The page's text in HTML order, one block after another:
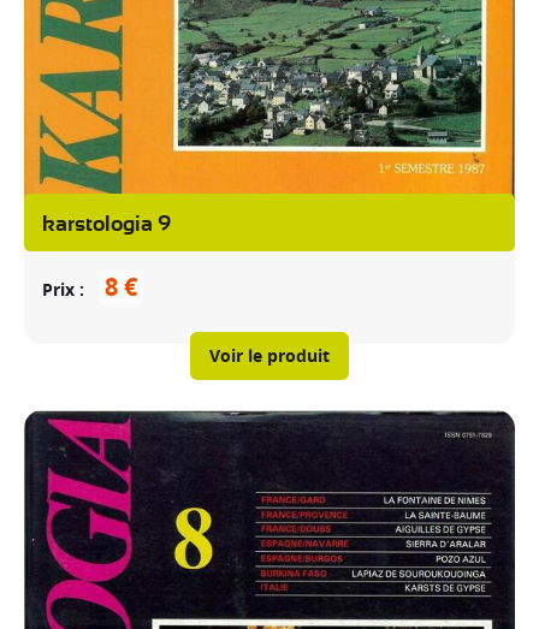
karstologia 9
Prix 8 €
Voir le produit